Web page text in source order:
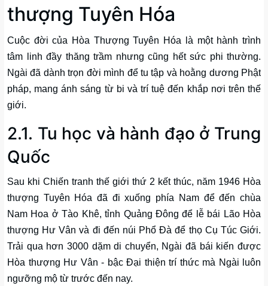
thượng Tuyên Hóa
Cuộc đời của Hòa Thượng Tuyên Hóa là một hành trình
tâm linh đầy thăng trầm nhưng cũng hết sức phi thường.
Ngài đã dành trọn đời mình để tu tập và hoằng dương Phật
pháp, mang ánh sáng từ bi và trí tuệ đến khắp nơi trên thế
giới.
2.1. Tu học và hành đạo ở Trung
Quốc
Sau khi Chiến tranh thế giới thứ 2 kết thúc, năm 1946 Hòa
thượng Tuyên Hóa đã đi xuống phía Nam để đến chùa
Nam Hoa ở Tào Khê, tỉnh Quảng Đông để lễ bái Lão Hòa
thượng Hư Vân và đi đến núi Phổ Đà để thọ Cụ Túc Giới.
Trải qua hơn 3000 dặm di chuyển, Ngài đã bái kiến được
Hòa thượng Hư Vân - bậc Đại thiện trí thức mà Ngài luôn
ngưỡng mộ từ trước đến nay.